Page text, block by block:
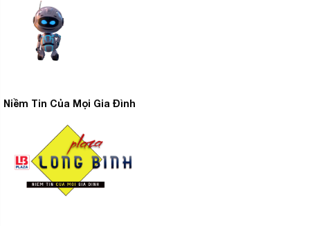
Thiết bị thông minh
Với công nghệ SmartThinQ, máy giặt của bạn sẽ thông
minh hơn từ việc vận hành đồ giặt từ xa đến việc tải
Niềm Tin Của Mọi Gia Đình